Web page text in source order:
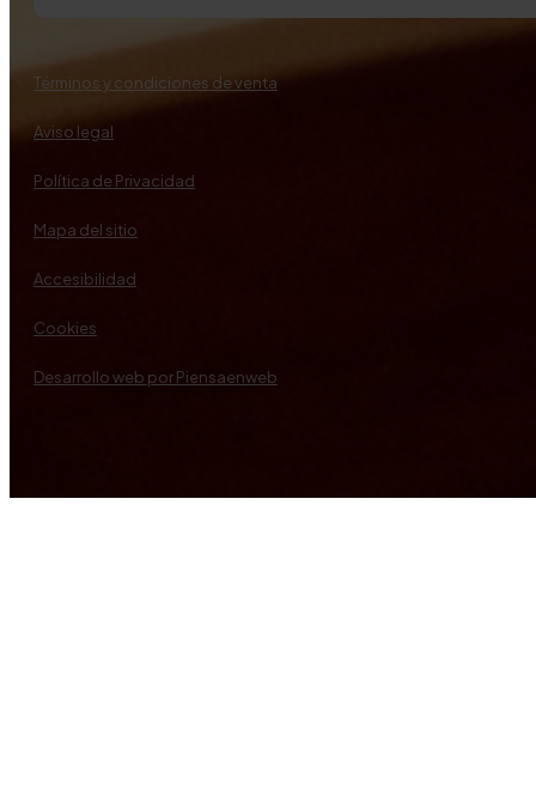
Términos y condiciones de venta
Aviso legal
Política de Privacidad
Mapa del sitio
Accesibilidad
Cookies
Desarrollo web por Piensaenweb